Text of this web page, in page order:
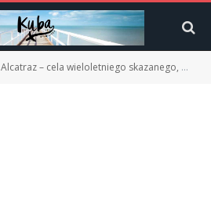
Alcatraz – cela wieloletniego skazanego, który zasłużył sobie na dodatkowe rzeczy w celi.